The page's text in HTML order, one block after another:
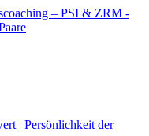
| Persönlichkeit der